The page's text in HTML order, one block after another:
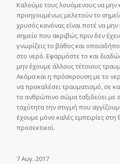
Καλούμε τους λουόμενους να μην
προηγουμένως μελετούν το
χρυσός κανόνας είναι ποτέ να μην
σημείο που ακριβώς πριν δεν
γνωρίζεις το βάθος και
στο νερό. Εφαρμόστε το και
μην έχουμε άλλους τέτοιους
Ακόμα και η πρόσκρουση με το
να προκαλέσει τραυματισμό, σε
το ανθρώπινο σώμα ταξιδεύει
ταχύτητα την στιγμή που
έχουμε μόνο καλές εμπειρίες στη
προσεκτικοί.
7 Αυγ. 2017